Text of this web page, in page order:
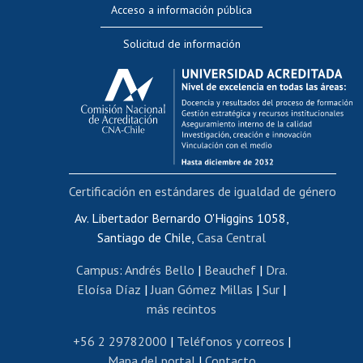
Evaluación docente
Calificación académica
Postulación al AUCAI
Funcionarias/os
Cursos internos de capacitación
Bienestar del personal
Portal de movilidad interna
Certificado de renta
Certificado de renta honorarios
Editar páginas blancas
Extranjeras/os
Revalidación y reconocimiento de títulos
Acceso a información pública
Solicitud de información
Av. Libertador Bernardo O'Higgins 1058,
Santiago de Chile, Casa Central
Campus: Andrés Bello | Beauchef| Dra.
Eloísa Díaz | Juan Gómez Millas | Sur |
más recintos
+56 2 29782000 | Teléfonos y correos |
Certificación en estándares de igualdad de género